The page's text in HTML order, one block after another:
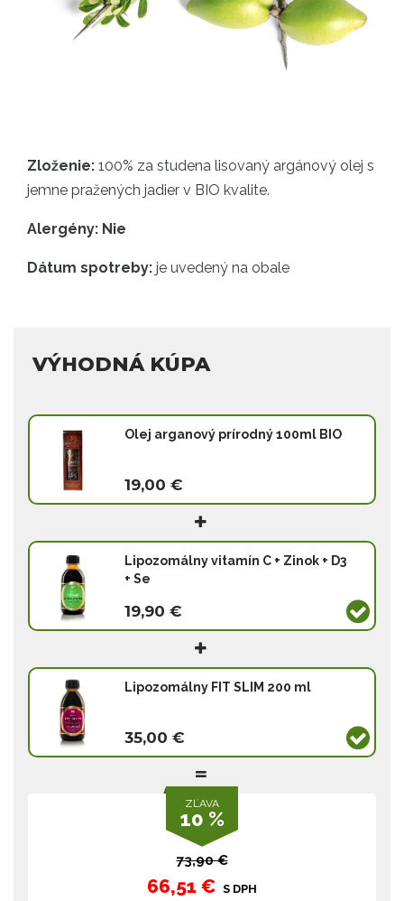
Zloženie: 100% za studena lisovaný argánový olej s
jemne pražených jadier v BIO kvalite.
Alergény: Nie
Dátum spotreby: je uvedený na obale
VÝHODNÁ KÚPA
Olej arganový prírodný 100ml BIO
19,00 €
Lipozomálny vitamín C + Zinok + D3
+ Se
19,90 €
Lipozomálny FIT SLIM 200 ml
35,00 €
ZĽAVA
10 %
73,90 €
66,51 € S DPH